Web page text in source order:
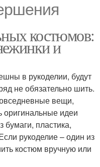
костюмов:
и
в рукоделии, будут
не обязательно шить.
вещи,
оригинальные идеи
бумаги, пластика,
рукоделие – один из
костюм вручную или